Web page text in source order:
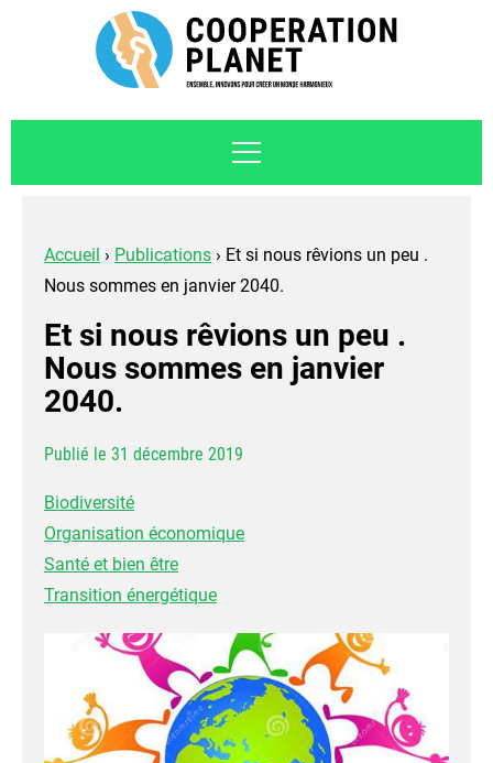
Accueil › Publications › Et si nous rêvions un peu .
Nous sommes en janvier 2040.
Et si nous rêvions un peu .
Nous sommes en janvier
2040.
Publié le 31 décembre 2019
Biodiversité
Organisation économique
Santé et bien être
Transition énergétique